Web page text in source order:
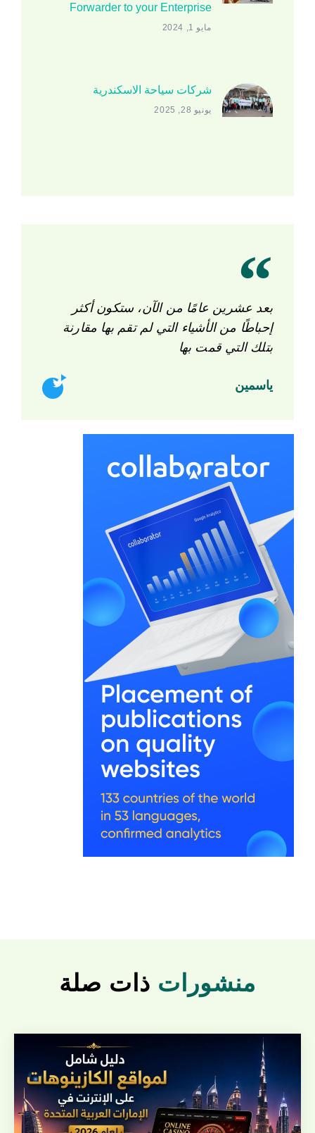
Forwarder to your Enterprise
مايو 1, 2024
شركات سياحة الاسكندرية
يونيو 28, 2025
بعد عشرين عامًا من الآن، ستكون أكثر
إحباطًا من الأشياء التي لم تقم بها مقارنة
بتلك التي قمت بها
ياسمين
منشورات ذات صلة